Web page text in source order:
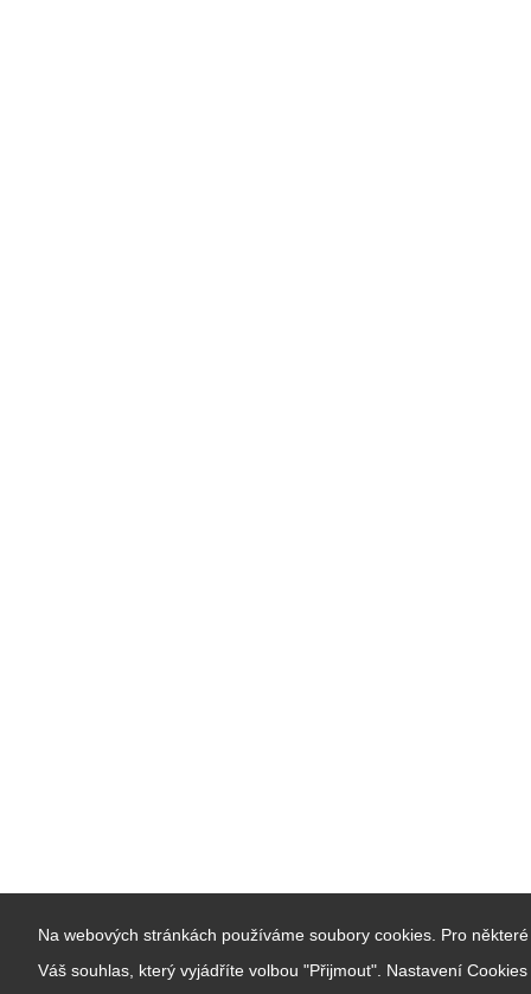
Na webových stránkách používáme soubory cookies. Pro
Váš souhlas, který vyjádříte volbou "Přijmout". Nastavení